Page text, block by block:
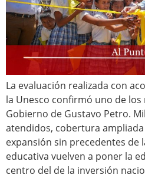
La evaluación realizada con
la Unesco confirmó uno de los
Gobierno de Gustavo Petro.
atendidos, cobertura
expansión sin precedentes de
educativa vuelven a poner la
centro del de la inversión